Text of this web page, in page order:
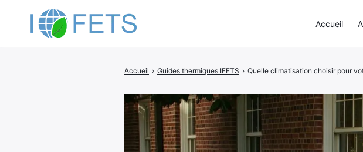
Accueil › Guides thermiques IFETS › Quelle climatisation choisir pour
Accueil
Rechercher